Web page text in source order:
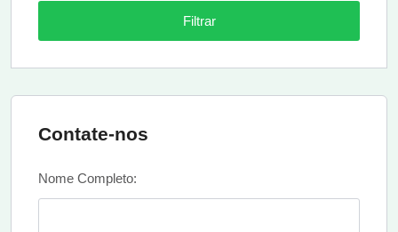
Filtrar
Contate-nos
Nome Completo: